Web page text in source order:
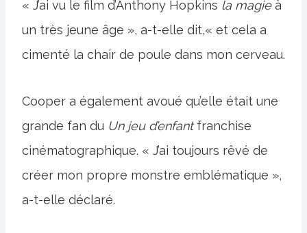
« J’ai vu le film d’Anthony Hopkins la magieà
un très jeune âge », a-t-elle dit,« et cela a
cimenté la chair de poule dans mon cerveau.
Cooper a également avoué qu’elle était une
grande fan du Un jeu d’enfantfranchise
cinématographique. « J’ai toujours rêvé de
créer mon propre monstre emblématique »,
a-t-elle déclaré.